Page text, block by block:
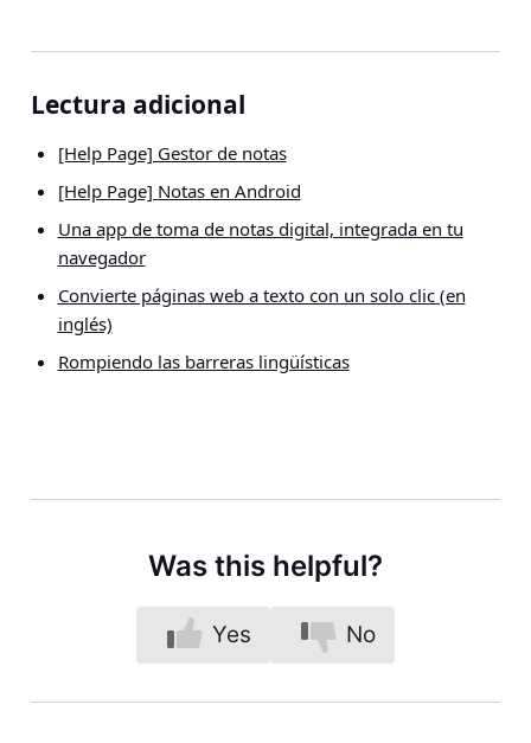
Lectura adicional
[Help Page] Gestor de notas
[Help Page] Notas en Android
Una app de toma de notas digital, integrada en tu
navegador
Convierte páginas web a texto con un solo clic (en
inglés)
Rompiendo las barreras lingüísticas
Was this helpful?
Yes No